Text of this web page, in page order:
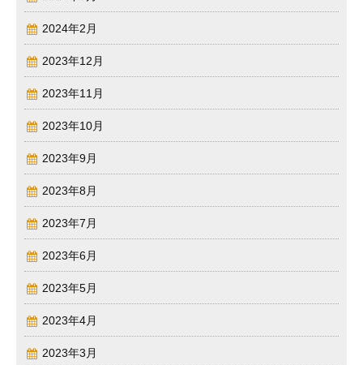
2024年2月
2023年12月
2023年11月
2023年10月
2023年9月
2023年8月
2023年7月
2023年6月
2023年5月
2023年4月
2023年3月